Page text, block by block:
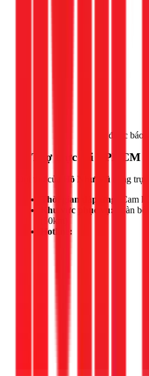
để được báo
📍 Thợ trực tại TPHCM
Đội thợ của Hồ Như Vũ đang
Thời gian đáp ứng:
Cam
Khu vực phục vụ:
Toàn
(50km)
Hotline: